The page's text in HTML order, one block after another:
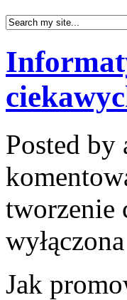
Posted by
tworzenie
wyłączona
Jak